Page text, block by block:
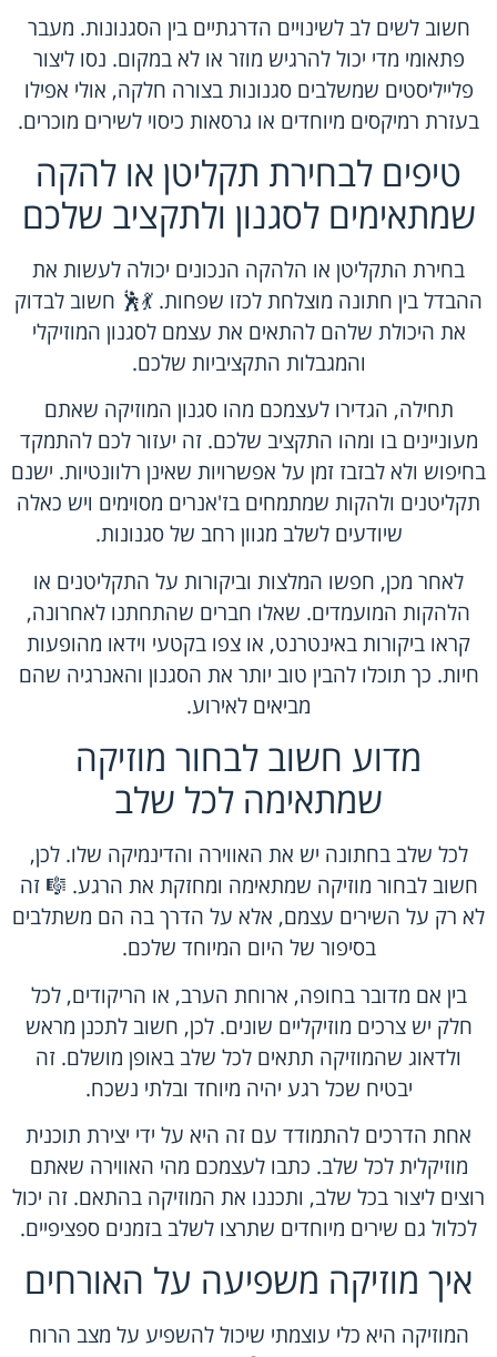
חשוב לשים לב לשינויים הדרגתיים בין הסגנונות. מעבר
פתאומי מדי יכול להרגיש מוזר או לא במקום. נסו ליצור
פלייליסטים שמשלבים סגנונות בצורה חלקה, אולי אפילו
בעזרת רמיקסים מיוחדים או גרסאות כיסוי לשירים מוכרים.
טיפים לבחירת תקליטן או להקה
שמתאימים לסגנון ולתקציב שלכם
בחירת התקליטן או הלהקה הנכונים יכולה לעשות את
ההבדל בין חתונה מוצלחת לכזו שפחות. 💃🕺 חשוב לבדוק
את היכולת שלהם להתאים את עצמם לסגנון המוזיקלי
והמגבלות התקציביות שלכם.
תחילה, הגדירו לעצמכם מהו סגנון המוזיקה שאתם
מעוניינים בו ומהו התקציב שלכם. זה יעזור לכם להתמקד
בחיפוש ולא לבזבז זמן על אפשרויות שאינן רלוונטיות. ישנם
תקליטנים ולהקות שמתמחים בז'אנרים מסוימים ויש כאלה
שיודעים לשלב מגוון רחב של סגנונות.
לאחר מכן, חפשו המלצות וביקורות על התקליטנים או
הלהקות המועמדים. שאלו חברים שהתחתנו לאחרונה,
קראו ביקורות באינטרנט, או צפו בקטעי וידאו מהופעות
חיות. כך תוכלו להבין טוב יותר את הסגנון והאנרגיה שהם
מביאים לאירוע.
מדוע חשוב לבחור מוזיקה
שמתאימה לכל שלב
לכל שלב בחתונה יש את האווירה והדינמיקה שלו. לכן,
חשוב לבחור מוזיקה שמתאימה ומחזקת את הרגע. 🎼 זה
לא רק על השירים עצמם, אלא על הדרך בה הם משתלבים
בסיפור של היום המיוחד שלכם.
בין אם מדובר בחופה, ארוחת הערב, או הריקודים, לכל
חלק יש צרכים מוזיקליים שונים. לכן, חשוב לתכנן מראש
ולדאוג שהמוזיקה תתאים לכל שלב באופן מושלם. זה
יבטיח שכל רגע יהיה מיוחד ובלתי נשכח.
אחת הדרכים להתמודד עם זה היא על ידי יצירת תוכנית
מוזיקלית לכל שלב. כתבו לעצמכם מהי האווירה שאתם
רוצים ליצור בכל שלב, ותכננו את המוזיקה בהתאם. זה יכול
לכלול גם שירים מיוחדים שתרצו לשלב בזמנים ספציפיים.
איך מוזיקה משפיעה על האורחים
המוזיקה היא כלי עוצמתי שיכול להשפיע על מצב הרוח